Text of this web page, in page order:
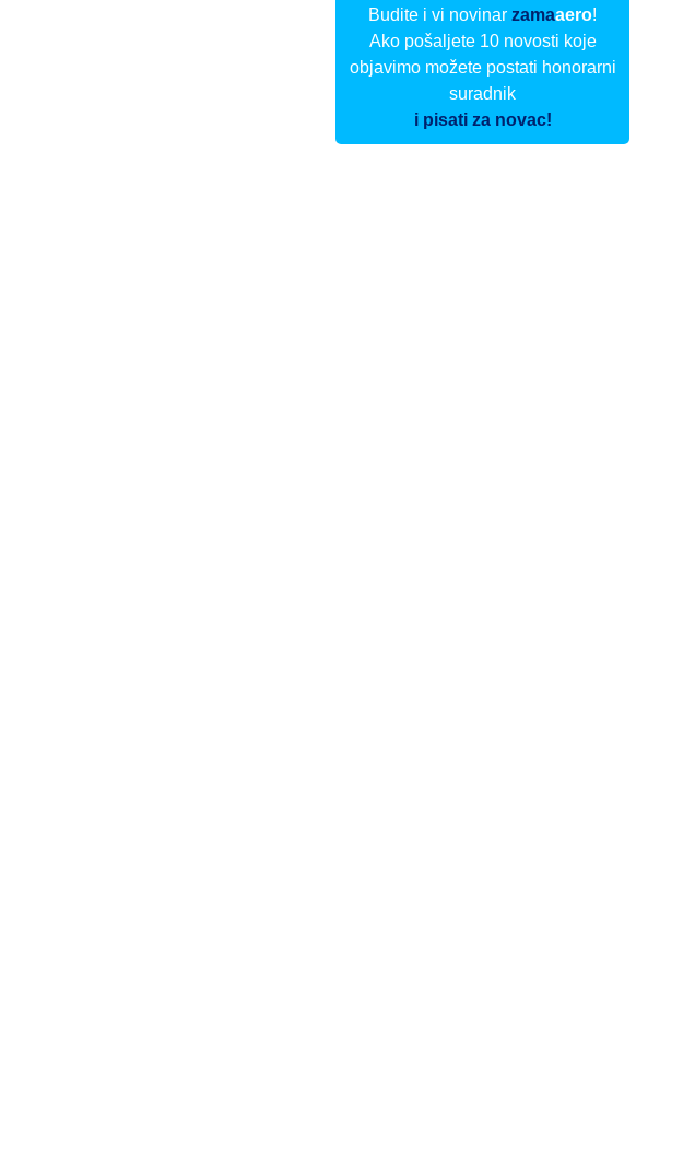
Budite i vi novinarzamaaero!
Ako pošaljete 10 novosti koje
objavimo možete postati honorarni
suradnik
i pisati za novac!